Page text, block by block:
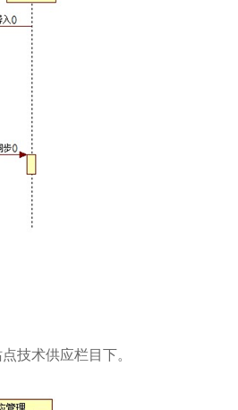
技术供应栏目下。